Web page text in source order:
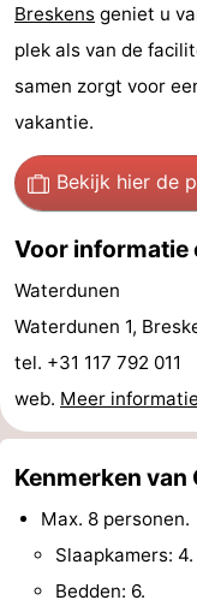
Zien
&
doen
Musea
-
Monumenten
-
Molens
-
Uitkijkpunten
Attracties
-
Speeltuinen
-
Binnenspeeltuinen
Breskens geniet u
plek als van de
samen zorgt voor
vakantie.
Bekijk hier de
Voor informatie
Waterdunen
Waterdunen 1,
tel. +31 117 792 011
web. Meer informatie
Kenmerken van
Max. 8 personen.
Slaapkamers: 4.
Bedden: 6.